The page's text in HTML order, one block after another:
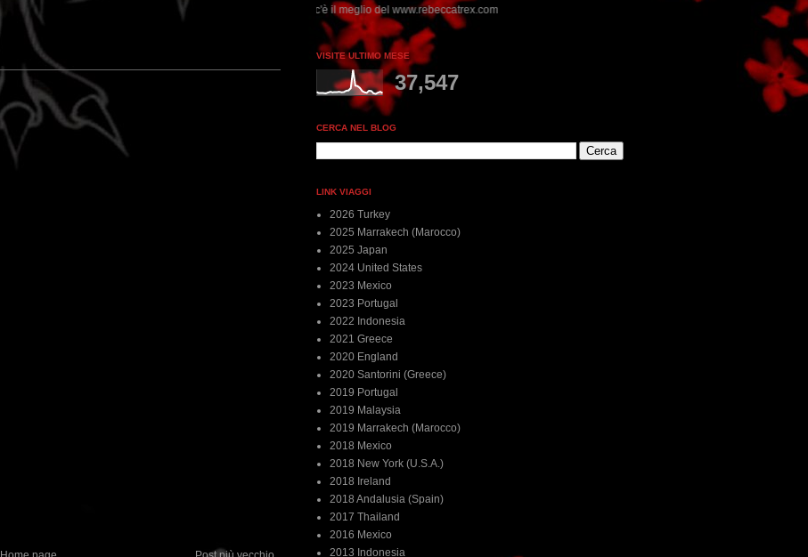
...dai non perdere tempo, clikka "qui", c'è il meglio del www.rebeccatrex.com
VISITE ULTIMO MESE
37,547
CERCA NEL BLOG
LINK VIAGGI
2026 Turkey
2025 Marrakech (Marocco)
2025 Japan
2024 United States
2023 Mexico
2023 Portugal
2022 Indonesia
2021 Greece
2020 England
2020 Santorini (Greece)
2019 Portugal
2019 Malaysia
2019 Marrakech (Marocco)
2018 Mexico
2018 New York (U.S.A.)
2018 Ireland
2018 Andalusia (Spain)
2017 Thailand
2016 Mexico
2013 Indonesia